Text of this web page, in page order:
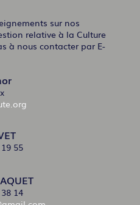
sur nos
relative à la Culture
à nous contacter par E-
55
14